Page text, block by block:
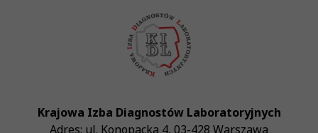
Krajowa Izba Diagnostów Laboratoryjnych
Adres: ul. Konopacka 4, 03-428 Warszawa